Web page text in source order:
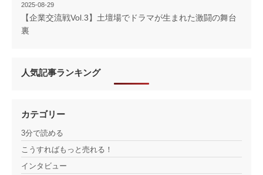
2025-08-29
【企業交流戦Vol.3】土壇場でドラマが生まれた激闘の舞台
裏
人気記事ランキング
カテゴリー
3分で読める
こうすればもっと売れる！
インタビュー